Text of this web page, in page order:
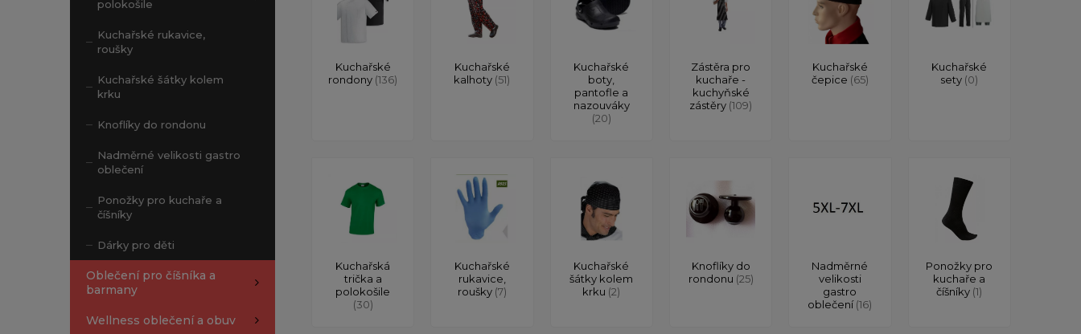
polokošile
Kuchařské rukavice,
roušky
Kuchařské šátky kolem
krku
Knoflíky do rondonu
Nadměrné velikosti gastro
oblečení
Ponožky pro kuchaře a
číšníky
Dárky pro děti
Oblečení pro číšníka a
barmany
Wellness oblečení a obuv
Kuchařské
rondony (136)
Kuchařské
kalhoty (51)
Kuchařské
boty,
pantofle a
nazouváky
(20)
Zástěra pro
kuchaře -
kuchyňské
zástěry (109)
Kuchařské
čepice (65)
Kuchařské
sety (0)
Kuchařská
trička a
polokošile
(30)
Kuchařské
rukavice,
roušky (7)
Kuchařské
šátky kolem
krku (2)
Knoflíky do
rondonu (25)
Nadměrné
velikosti
gastro
oblečení(16)
Ponožky pro
kuchaře a
číšníky (1)